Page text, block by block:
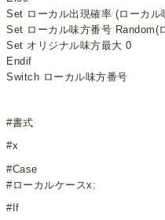
Set ローカル出現確率 (ローカ
Set ローカル味方番号 Random(
Set オリジナル味方最大 0
Endif
Switch ローカル味方番号
#書式
#x
#Case
#ローカルケースx:
#If